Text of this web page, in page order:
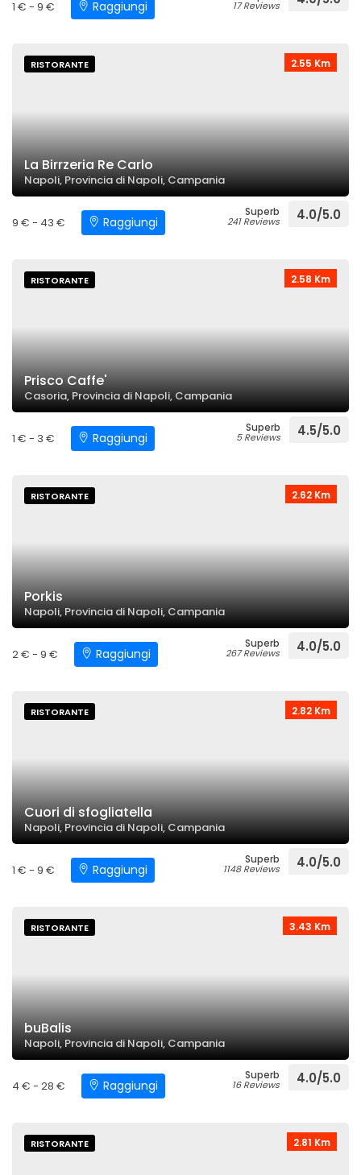
1 € - 9 € Raggiungi 17 Reviews
2.55 Km
RISTORANTE
La Birrzeria Re Carlo
Napoli, Provincia di Napoli, Campania
9 € - 43 € Raggiungi
Superb
241 Reviews 4.0/5.0
2.58 Km
RISTORANTE
Prisco Caffe'
Casoria, Provincia di Napoli, Campania
1 € - 3 € Raggiungi
Superb
5 Reviews 4.5/5.0
2.62 Km
RISTORANTE
Porkis
Napoli, Provincia di Napoli, Campania
2 € - 9 € Raggiungi
Superb
267 Reviews 4.0/5.0
2.82 Km
RISTORANTE
Cuori di sfogliatella
Napoli, Provincia di Napoli, Campania
1 € - 9 € Raggiungi
Superb
1148 Reviews 4.0/5.0
3.43 Km
RISTORANTE
buBalis
Napoli, Provincia di Napoli, Campania
4 € - 28 € Raggiungi
Superb
16 Reviews 4.0/5.0
2.81 Km
RISTORANTE